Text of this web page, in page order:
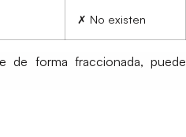
✗ No existen
de forma fraccionada, puede